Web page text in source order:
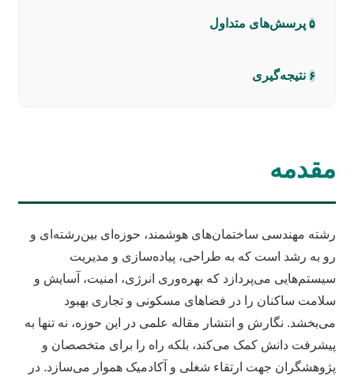
۵ پرسش‌های متداول
۶ نتیجه‌گیری
مقدمه
رشته مهندسی ساختمان‌های هوشمند، حوزه‌ای بین‌رشته‌ای و
رو به رشد است که به طراحی، پیاده‌سازی و مدیریت
سیستم‌هایی می‌پردازد که بهره‌وری انرژی، امنیت، آسایش و
سلامت ساکنان را در فضاهای مسکونی و تجاری بهبود
می‌بخشد. نگارش و انتشار مقاله علمی در این حوزه، نه تنها به
پیشرفت دانش کمک می‌کند، بلکه راه را برای متخصصان و
پژوهشگران جهت ارتقاء شغلی و آکادمیک هموار می‌سازد. در